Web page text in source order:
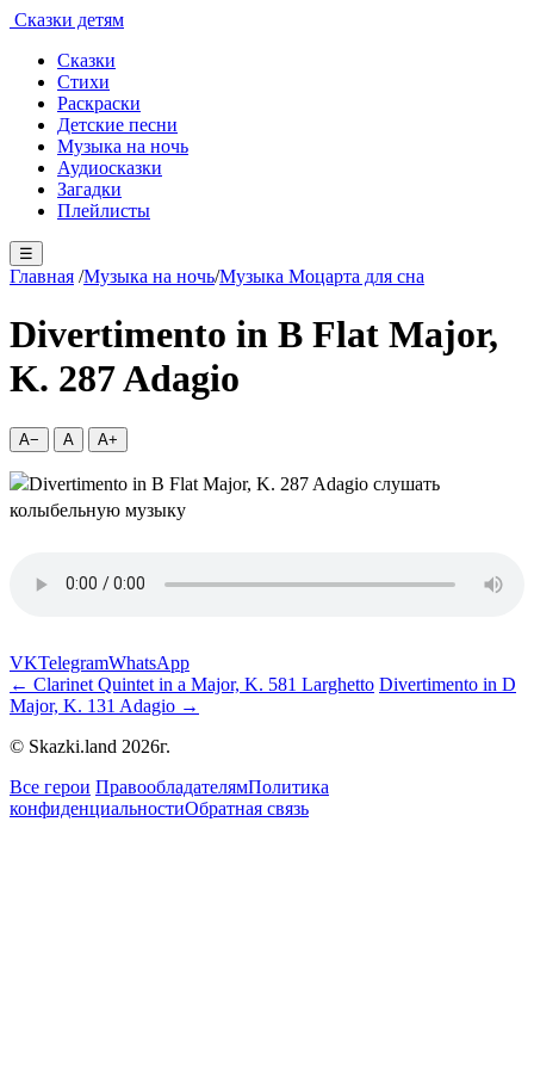
Сказки детям
Сказки
Стихи
Раскраски
Детские песни
Музыка на ночь
Аудиосказки
Загадки
Плейлисты
☰
Главная /Музыка на ночь/Музыка Моцарта для сна
Divertimento in B Flat Major,
K. 287 Adagio
A− A A+
VKTelegramWhatsApp
← Clarinet Quintet in a Major, K. 581 Larghetto Divertimento in D
Major, K. 131 Adagio →
© Skazki.land 2026г.
Все герои ПравообладателямПолитика
конфиденциальностиОбратная связь